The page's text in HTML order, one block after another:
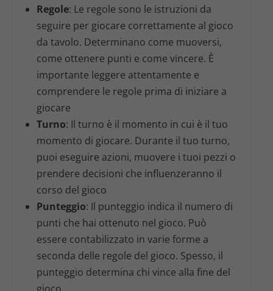
Regole: Le regole sono le istruzioni da
seguire per giocare correttamente al gioco
da tavolo. Determinano come muoversi,
come ottenere punti e come vincere. È
importante leggere attentamente e
comprendere le regole prima di iniziare a
giocare
Turno: Il turno è il momento in cui è il tuo
momento di giocare. Durante il tuo turno,
puoi eseguire azioni, muovere i tuoi pezzi o
prendere decisioni che influenzeranno il
corso del gioco
Punteggio: Il punteggio indica il numero di
punti che hai ottenuto nel gioco. Può
essere contabilizzato in varie forme a
seconda delle regole del gioco. Spesso, il
punteggio determina chi vince alla fine del